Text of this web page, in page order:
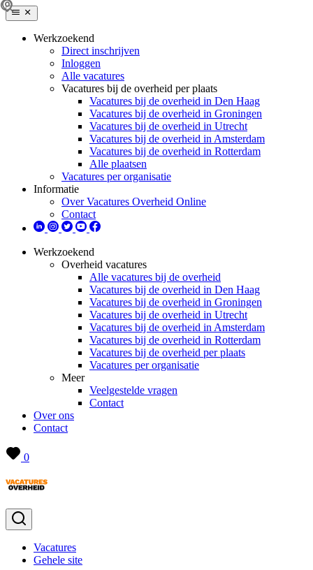
Werkzoekend
Direct inschrijven
Inloggen
Alle vacatures
Vacatures bij de overheid per plaats
Vacatures bij de overheid in Den Haag
Vacatures bij de overheid in Groningen
Vacatures bij de overheid in Utrecht
Vacatures bij de overheid in Amsterdam
Vacatures bij de overheid in Rotterdam
Alle plaatsen
Vacatures per organisatie
Informatie
Over Vacatures Overheid Online
Contact
Werkzoekend
Overheid vacatures
Alle vacatures bij de overheid
Vacatures bij de overheid in Den Haag
Vacatures bij de overheid in Groningen
Vacatures bij de overheid in Utrecht
Vacatures bij de overheid in Amsterdam
Vacatures bij de overheid in Rotterdam
Vacatures bij de overheid per plaats
Vacatures per organisatie
Meer
Veelgestelde vragen
Contact
Over ons
Contact
0
Vacatures
Gehele site